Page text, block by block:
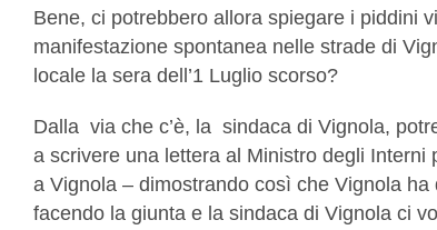
Bene, ci potrebbero allora spiegare i piddini
manifestazione spontanea nelle strade di
locale la sera dell’1 Luglio scorso?
Dalla via che c’è, la sindaca di Vignola,
a scrivere una lettera al Ministro degli
a Vignola – dimostrando così che Vignola
facendo la giunta e la sindaca di Vignola ci